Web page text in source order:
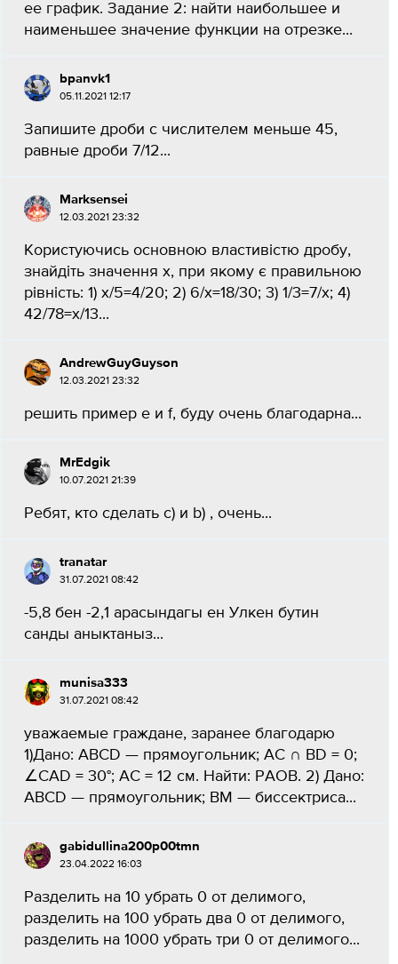
ее график. Задание 2: найти наибольшее и
наименьшее значение функции на отрезке...
bpanvk1
05.11.2021 12:17
Запишите дроби с числителем меньше 45,
равные дроби 7/12...
Marksensei
12.03.2021 23:32
Користуючись основною властивістю дробу,
знайдіть значення x, при якому є правильною
рівність: 1) x/5=4/20; 2) 6/x=18/30; 3) 1/3=7/x; 4)
42/78=x/13...
AndrewGuyGuyson
12.03.2021 23:32
решить пример e и f, буду очень благодарна...
MrEdgik
10.07.2021 21:39
Ребят, кто сделать c) и b) , очень...
tranatar
31.07.2021 08:42
-5,8 бен -2,1 арасындагы ен Улкен бутин
санды аныктаныз​...
munisa333
31.07.2021 08:42
уважаемые граждане, заранее благодарю
1)Дано: ABCD — прямоугольник; AC ∩ BD = 0;
∠CAD = 30°; AC = 12 см. Найти: PAOB. 2) Дано:
ABCD — прямоугольник; BM — биссектриса...
gabidullina200p00tmn
23.04.2022 16:03
Разделить на 10 убрать 0 от делимого,
разделить на 100 убрать два 0 от делимого,
разделить на 1000 убрать три 0 от делимого​...